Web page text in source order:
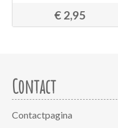
€ 2,95
Contact
Contactpagina